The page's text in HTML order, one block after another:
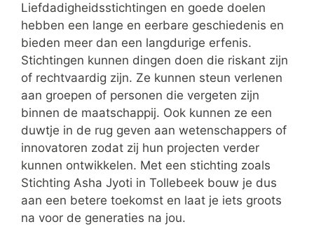
Liefdadigheidsstichtingen en goede doelen
hebben een lange en eerbare geschiedenis en
bieden meer dan een langdurige erfenis.
Stichtingen kunnen dingen doen die riskant zijn
of rechtvaardig zijn. Ze kunnen steun verlenen
aan groepen of personen die vergeten zijn
binnen de maatschappij. Ook kunnen ze een
duwtje in de rug geven aan wetenschappers of
innovatoren zodat zij hun projecten verder
kunnen ontwikkelen. Met een stichting zoals
Stichting Asha Jyoti in Tollebeek bouw je dus
aan een betere toekomst en laat je iets groots
na voor de generaties na jou.